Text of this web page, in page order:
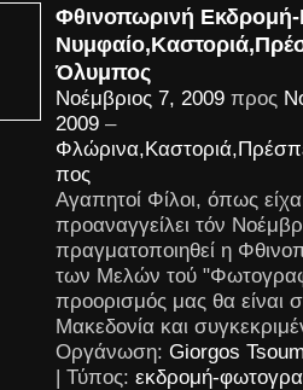
Φθινοπωρινή
Όλυμπος
Νοέμβριος 7, 2009προς
2009–
πος
Αγαπητοί Φίλοι, όπως
προαναγγείλει τόν
πραγματοποιηθεί η
των Μελών τού
προορισμός μας θα είναι
Μακεδονία και
Οργάνωση: Giorgos
| Τύπος: εκδρομή-